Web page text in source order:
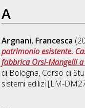
A
Argnani, Francesca
patrimonio esistente.
fabbrica Orsi-Mangelli a
di Bologna, Corso di
sistemi edilizi [LM-